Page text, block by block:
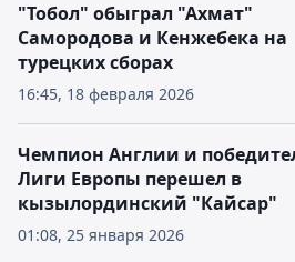
16:45, 18 февраля 2026
"Тобол" обыграл "Ахмат"
Самородова и Кенжебека на
турецких сборах
01:08, 25 января 2026
Чемпион Англии и
Лиги Европы перешел в
кызылординский "Кайсар"